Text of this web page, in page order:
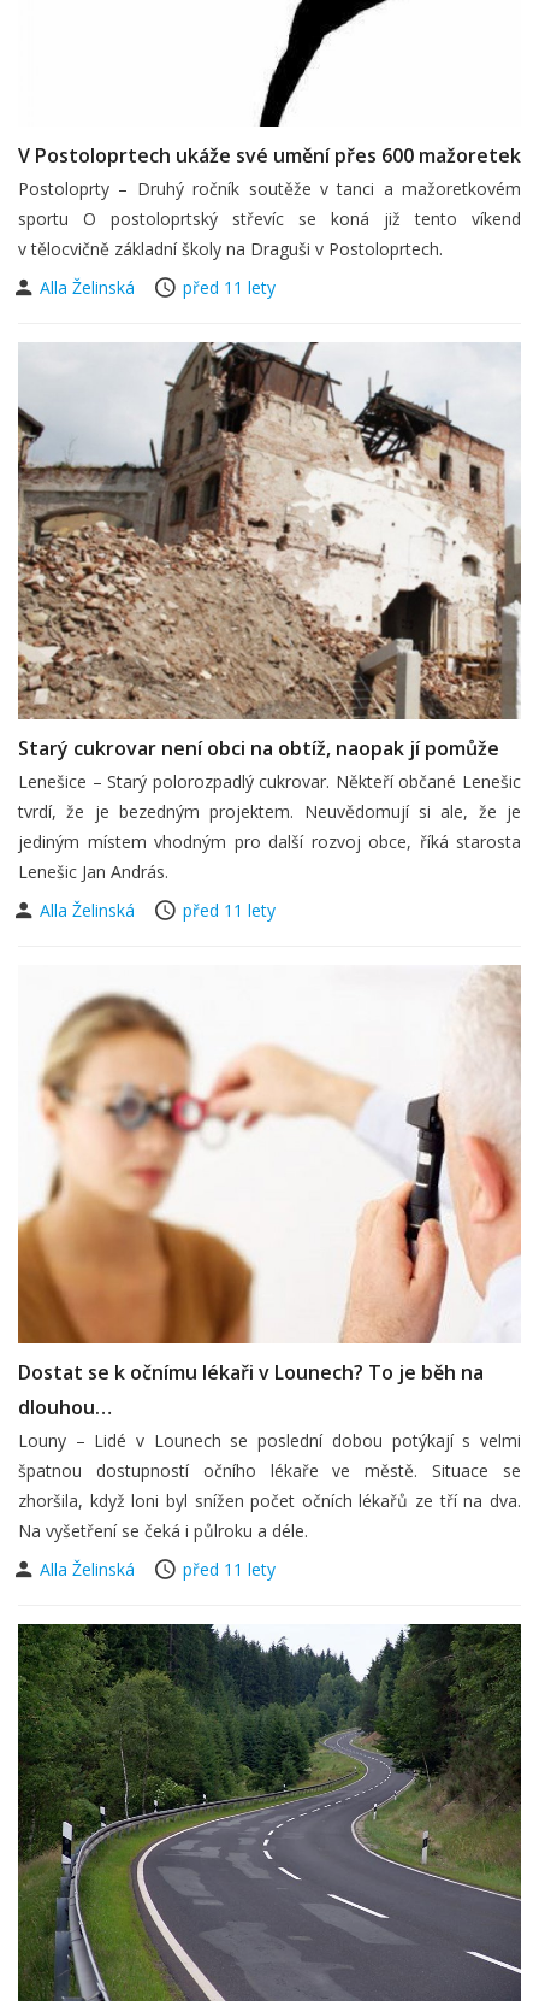
V Postoloprtech ukáže své umění přes 600 mažoretek
Postoloprty – Druhý ročník soutěže v tanci a mažoretkovém
sportu O postoloprtský střevíc se koná již tento víkend
v tělocvičně základní školy na Draguši v Postoloprtech.
Alla Želinská
před 11 lety
Starý cukrovar není obci na obtíž, naopak jí pomůže
Lenešice – Starý polorozpadlý cukrovar. Někteří občané Lenešic
tvrdí, že je bezedným projektem. Neuvědomují si ale, že je
jediným místem vhodným pro další rozvoj obce, říká starosta
Lenešic Jan András.
Alla Želinská
před 11 lety
Dostat se k očnímu lékaři v Lounech? To je běh na
dlouhou…
Louny – Lidé v Lounech se poslední dobou potýkají s velmi
špatnou dostupností očního lékaře ve městě. Situace se
zhoršila, když loni byl snížen počet očních lékařů ze tří na dva.
Na vyšetření se čeká i půlroku a déle.
Alla Želinská
před 11 lety